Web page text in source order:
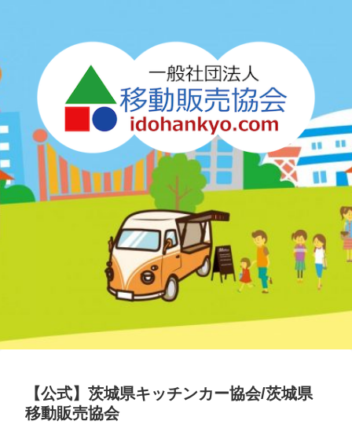
【公式】茨城県キッチンカー協会/茨城県
移動販売協会